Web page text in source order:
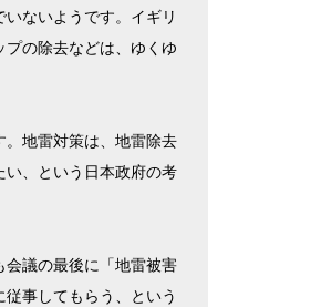
ないようです。イギリ
の除去などは、ゆくゆ
。地雷対策は、地雷除去
い、という日本政府の考
議の最後に「地雷被害
事してもらう、という